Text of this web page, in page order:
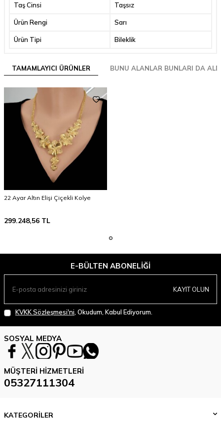
Taş Cinsi Taşsız
Ürün Rengi Sarı
Ürün Tipi Bileklik
TAMAMLAYICI ÜRÜNLER BUNU ALANLAR BUNLARI DA
22 Ayar Altın Elişi Çiçekli Kolye
299.248,56 TL
E-BÜLTEN ABONELIĞI
KAYIT OLUN
KVKK Sözleşmesi'ni, Okudum, Kabul Ediyorum.
SOSYAL MEDYA
MÜŞTERI HIZMETLERI
05327111304
KATEGORİLER